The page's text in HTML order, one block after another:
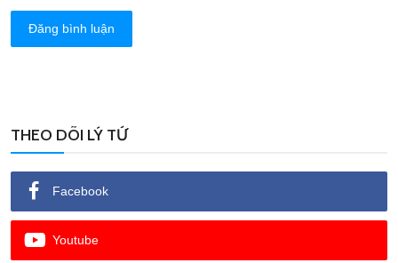
Đăng bình luận
THEO DÕI LÝ TỨ
Facebook
Youtube